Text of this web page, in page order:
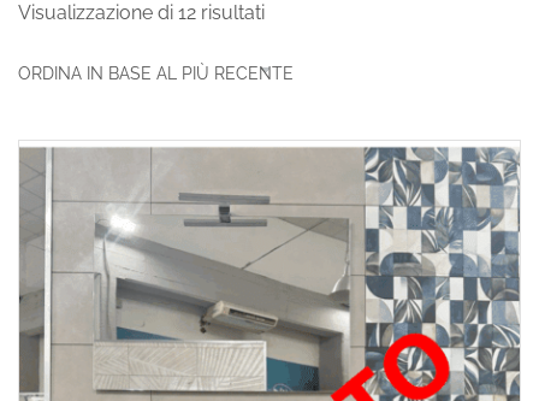
Visualizzazione di 12 risultati